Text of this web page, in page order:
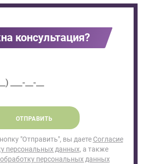
консультация?
ОТПРАВИТЬ
"Отправить", вы даете Согласие
персональных данных, а также
персональных данных